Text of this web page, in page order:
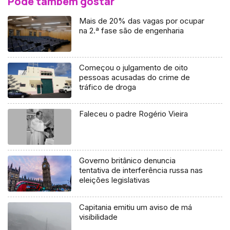
Mais de 20% das vagas por ocupar
na 2.ª fase são de engenharia
Começou o julgamento de oito
pessoas acusadas do crime de
tráfico de droga
Faleceu o padre Rogério Vieira
Governo britânico denuncia
tentativa de interferência russa nas
eleições legislativas
Capitania emitiu um aviso de má
visibilidade